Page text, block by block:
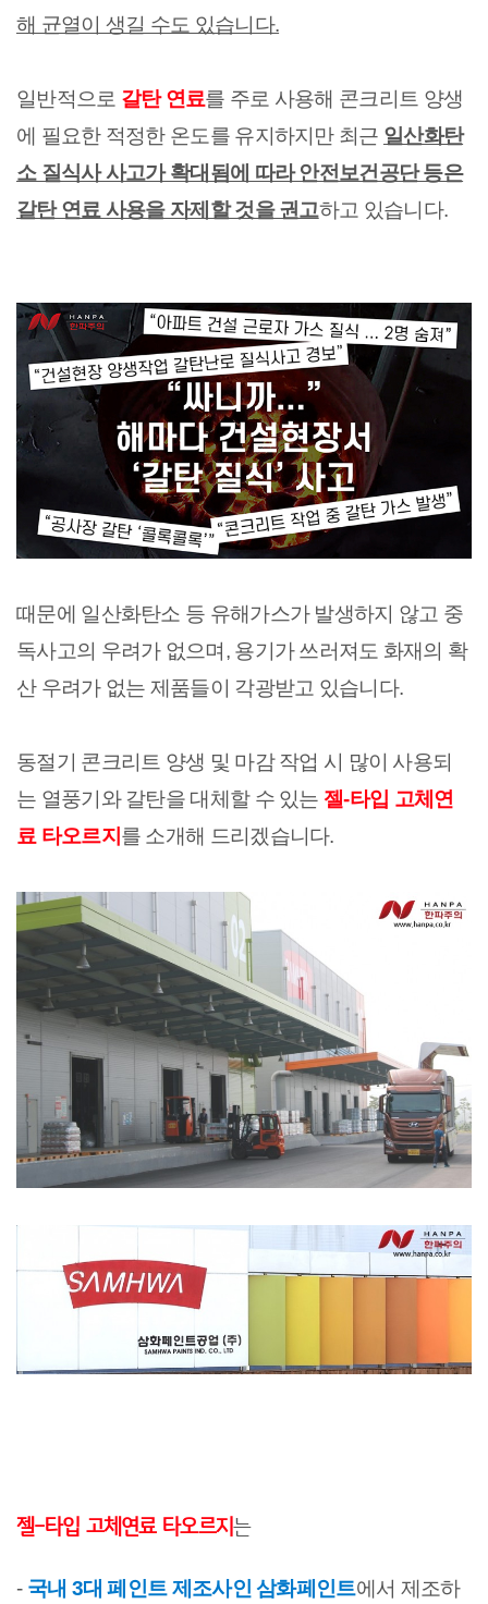
해 균열이 생길 수도 있습니다.
일반적으로 갈탄 연료를 주로 사용해 콘크리트 양생
에 필요한 적정한 온도를 유지하지만 최근 일산화탄
소 질식사 사고가 확대됨에 따라 안전보건공단 등은
갈탄 연료 사용을 자제할 것을 권고하고 있습니다.
때문에 일산화탄소 등 유해가스가 발생하지 않고 중
독사고의 우려가 없으며, 용기가 쓰러져도 화재의 확
산 우려가 없는 제품들이 각광받고 있습니다.
동절기 콘크리트 양생 및 마감 작업 시 많이 사용되
는 열풍기와 갈탄을 대체할 수 있는 젤-타입 고체연
료 타오르지 를 소개해 드리겠습니다.
젤-타입 고체연료 타오르지는
- 국내 3대 페인트 제조사인 삼화페인트에서 제조하